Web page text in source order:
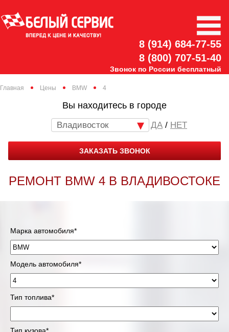
8 (914) 684-77-55
8 (800) 707-51-40
Звонок по России бесплатный
Главная Цены BMW 4
Вы находитесь в городе
Владивосток / НЕТ
ЗАКАЗАТЬ ЗВОНОК
РЕМОНТ BMW 4 В ВЛАДИВОСТОКЕ
Марка автомобиля*
Модель автомобиля*
Тип топлива*